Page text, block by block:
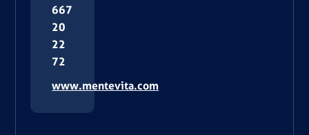
667
20
22
72
www.mentevita.com